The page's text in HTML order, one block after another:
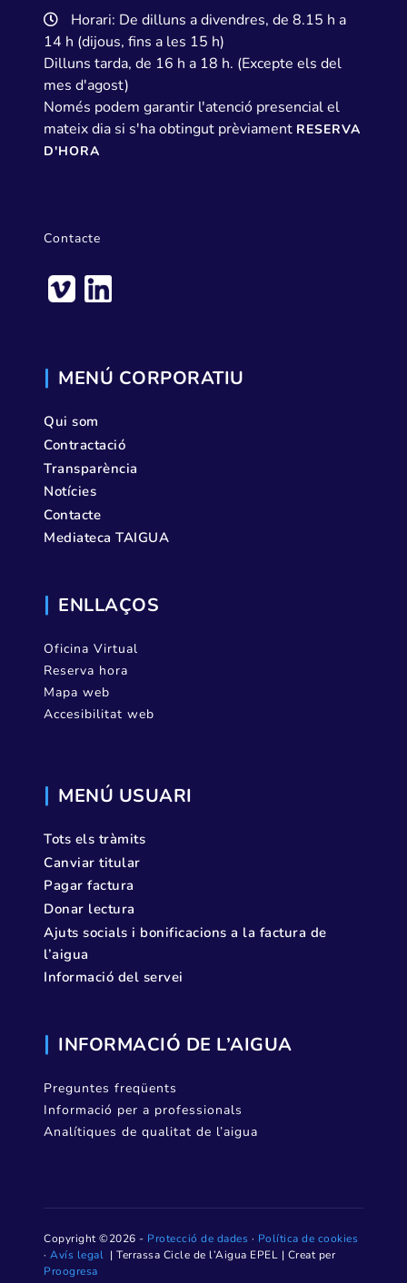
Horari: De dilluns a divendres, de 8.15 h a
14 h (dijous, fins a les 15 h)
Dilluns tarda, de 16 h a 18 h. (Excepte els del
mes d'agost)
Només podem garantir l'atenció presencial el
mateix dia si s'ha obtingut prèviament RESERVA
D'HORA
Contacte
MENÚ CORPORATIU
Qui som
Contractació
Transparència
Notícies
Contacte
Mediateca TAIGUA
ENLLAÇOS
Oficina Virtual
Reserva hora
Mapa web
Accesibilitat web
MENÚ USUARI
Tots els tràmits
Canviar titular
Pagar factura
Donar lectura
Ajuts socials i bonificacions a la factura de
l’aigua
Informació del servei
INFORMACIÓ DE L’AIGUA
Preguntes freqüents
Informació per a professionals
Analítiques de qualitat de l’aigua
Copyright ©2026 - Protecció de dades · Política de cookies
· Avís legal | Terrassa Cicle de l’Aigua EPEL | Creat per
Proogresa